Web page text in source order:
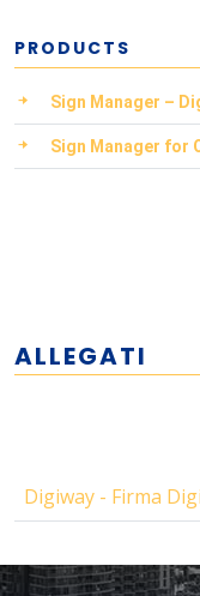
PRODUCTS
Sign Manager –
Sign Manager for
ALLEGATI
Digiway - Firma